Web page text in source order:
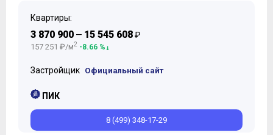
Квартиры:
3 870 900 — 15 545 608₽
157 251 ₽/м2 -8.66 %
Застройщик Официальный сайт
ПИК
8 (499) 348-17-29